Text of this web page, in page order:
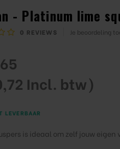
- Platinum lime
0 REVIEWS Je beoordeling
Incl. btw)
LEVERBAAR
is ideaal om zelf jouw